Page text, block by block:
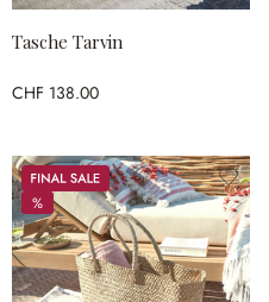
Tasche Tarvin
CHF 138.00
Sale
%
%